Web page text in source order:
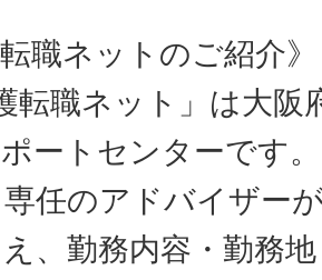
職ネットのご紹介》
転職ネット」は大阪
ートセンターです
任のアドバイザー
、勤務内容・勤務